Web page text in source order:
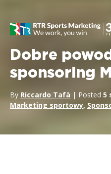
Dobre
sponsoring
By Riccardo Tafà | Posted 5
Marketing sportowy,